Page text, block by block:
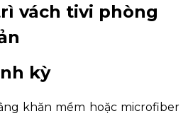
vách tivi phòng
kỳ
khăn mềm hoặc microfiber